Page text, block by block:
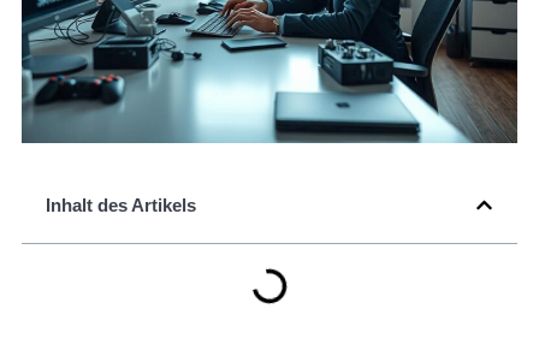
Inhalt des Artikels